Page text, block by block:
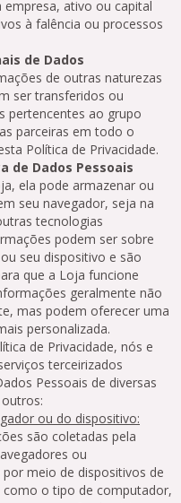
empresa, ativo ou capital
à falência ou processos
de Dados
de outras naturezas
ser transferidos ou
pertencentes ao grupo
parceiras em todo o
Política de Privacidade.
de Dados Pessoais
ela pode armazenar ou
seu navegador, seja na
tecnologias
podem ser sobre
seu dispositivo e são
que a Loja funcione
geralmente não
mas podem oferecer uma
personalizada.
de Privacidade, nós e
terceirizados
Pessoais de diversas
ou do dispositivo:
são coletadas pela
ou
meio de dispositivos de
como o tipo de computador,